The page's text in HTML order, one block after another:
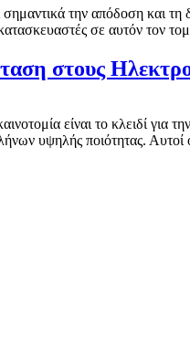
την απόδοση και τη
σε αυτόν τον
στους
είναι το κλειδί
υψηλής ποιότητας.